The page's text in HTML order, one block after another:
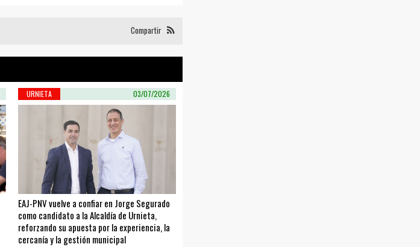
Compartir
URNIETA 03/07/2026
EAJ-PNV vuelve a confiar en Jorge Segurado
como candidato a la Alcaldía de Urnieta,
reforzando su apuesta por la experiencia, la
cercanía y la gestión municipal